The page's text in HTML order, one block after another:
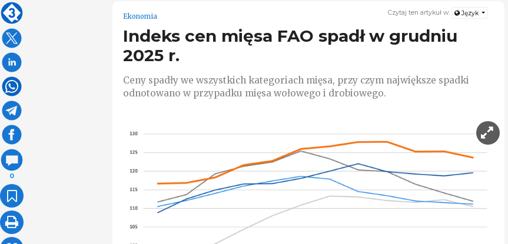
0
Czytaj ten artykuł w: Język
Ekonomia
Indeks cen mięsa FAO spadł w grudniu
2025 r.
Ceny spadły we wszystkich kategoriach mięsa, przy czym największe spadki
odnotowano w przypadku mięsa wołowego i drobiowego.